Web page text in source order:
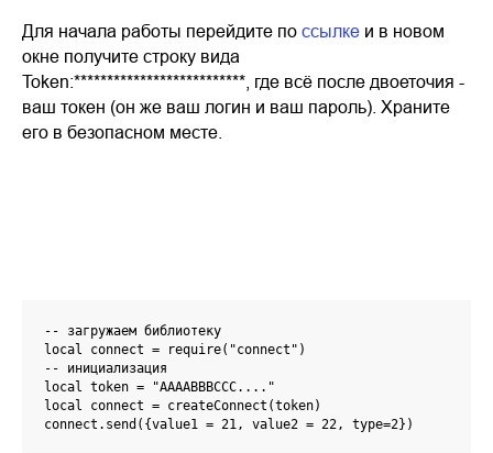
Для начала работы перейдите по ссылке и в новом
окне получите строку вида
Token:**************************, где всё после двоеточия -
ваш токен (он же ваш логин и ваш пароль). Храните
его в безопасном месте.
-- загружаем библиотеку
local connect = require("connect")
-- инициализация
local token = "AAAABBBCCC...."
local connect = createConnect(token)
connect.send({value1 = 21, value2 = 22, type=2})